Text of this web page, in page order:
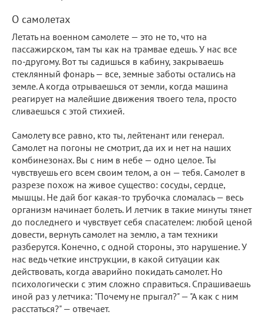
О самолетах
Летать на военном самолете — это не то, что на
пассажирском, там ты как на трамвае едешь. У нас все
по-другому. Вот ты садишься в кабину, закрываешь
стеклянный фонарь — все, земные заботы остались на
земле. А когда отрываешься от земли, когда машина
реагирует на малейшие движения твоего тела, просто
сливаешься с этой стихией.
Самолету все равно, кто ты, лейтенант или генерал.
Самолет на погоны не смотрит, да их и нет на наших
комбинезонах. Вы с ним в небе — одно целое. Ты
чувствуешь его всем своим телом, а он — тебя. Самолет в
разрезе похож на живое существо: сосуды, сердце,
мышцы. Не дай бог какая-то трубочка сломалась — весь
организм начинает болеть. И летчик в такие минуты тянет
до последнего и чувствует себя спасателем: любой ценой
довести, вернуть самолет на землю, а там техники
разберутся. Конечно, с одной стороны, это нарушение. У
нас ведь четкие инструкции, в какой ситуации как
действовать, когда аварийно покидать самолет. Но
психологически с этим сложно справиться. Спрашиваешь
иной раз у летчика: "Почему не прыгал?" — "А как с ним
расстаться?" — отвечает.